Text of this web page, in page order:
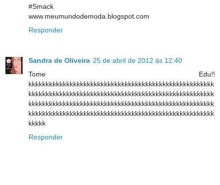
#Smack
www.meumundodemoda.blogspot.com
Responder
Sandra de Oliveira 25 de abril de 2012 às 12:40
Tome Edu!!
kkkkkkkkkkkkkkkkkkkkkkkkkkkkkkkkkkkkkkkkkkkkkkkkkkkkkk
kkkkkkkkkkkkkkkkkkkkkkkkkkkkkkkkkkkkkkkkkkkkkkkkkkkkkk
kkkkkkkkkkkkkkkkkkkkkkkkkkkkkkkkkkkkkkkkkkkkkkkkkkkkkk
kkkkkkkkkkkkkkkkkkkkkkkkkkkkkkkkkkkkkkkkkkkkkkkkkkkkkk
kkkkk
Responder